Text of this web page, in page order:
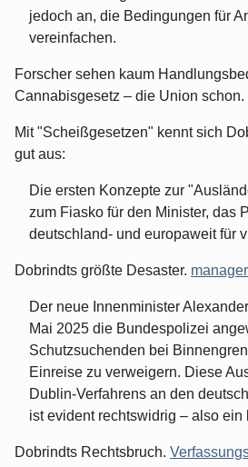
jedoch an, die Bedingungen für
vereinfachen.
Forscher sehen kaum
Cannabisgesetz – die Union schon.
Mit "Scheißgesetzen" kennt sich
gut aus:
Die ersten Konzepte zur
zum Fiasko für den Minister, das
deutschland- und europaweit für
Dobrindts größte Desaster.
Der neue Innenminister
Mai 2025 die Bundespolizei
Schutzsuchenden bei
Einreise zu verweigern. Diese
Dublin-Verfahrens an den
ist evident rechtswidrig – also ein
Dobrindts Rechtsbruch.